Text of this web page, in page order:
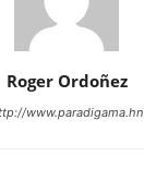
Roger Ordoñez
www.paradigama.hn